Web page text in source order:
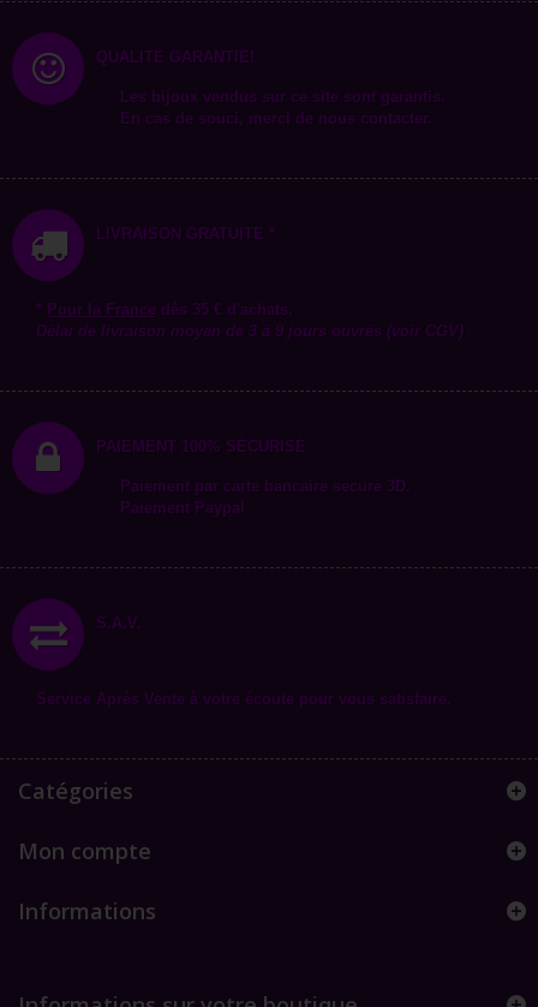
QUALITÉ GARANTIE!
Les bijoux vendus sur ce site sont garantis.
En cas de souci, merci de nous contacter.
LIVRAISON GRATUITE *
* Pour la France dès 35 € d'achats.
Délai de livraison moyen de 3 à 9 jours ouvrés (voir CGV)
PAIEMENT 100% SÉCURISÉ
Paiement par carte bancaire secure 3D.
Paiement Paypal
S.A.V.
Service Après Vente à votre écoute pour vous satisfaire.
Catégories
Mon compte
Informations